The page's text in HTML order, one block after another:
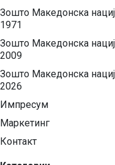
Зошто Македонска
1971
Зошто Македонска
2009
Зошто Македонска
2026
Импресум
Маркетинг
Контакт